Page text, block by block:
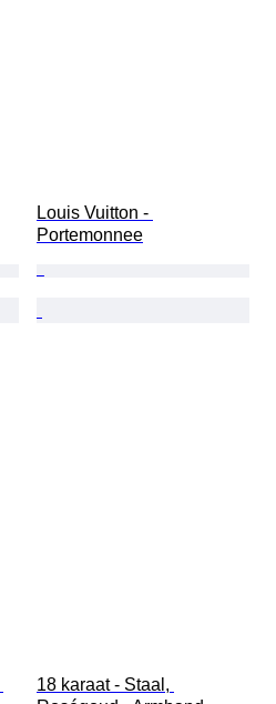
Louis Vuitton -
Portemonnee
18 karaat - Staal,